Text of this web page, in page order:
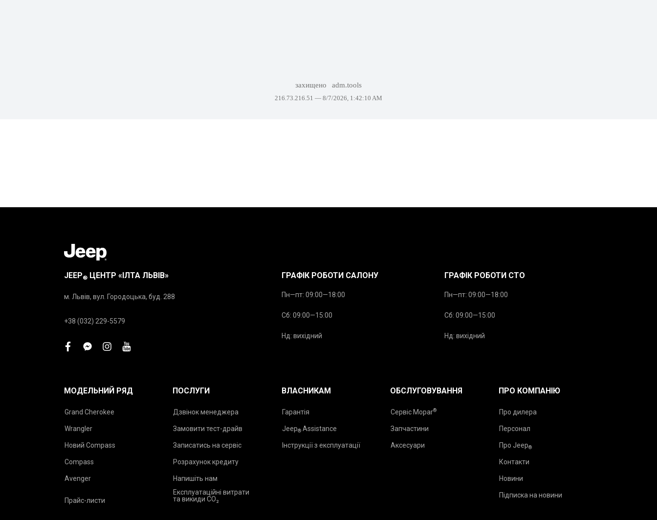
JEEP® ЦЕНТР «ІЛТА ЛЬВІВ»
м. Львів, вул. Городоцька, буд. 288
+38 (032) 229-5579
facebookfacebook-
instagram
youtube
ГРАФІК РОБОТИ САЛОНУ
Пн—пт: 09:00—18:00
Сб: 09:00—15:00
Нд: вихідний
ГРАФІК РОБОТИ СТО
Пн—пт: 09:00—18:00
Сб: 09:00—15:00
Нд: вихідний
МОДЕЛЬНИЙ РЯД
Grand Cherokee
Wrangler
Новий Compass
Compass
Avenger
Прайс-листи
ПОСЛУГИ
Дзвінок менеджера
Замовити тест-драйв
Записатись на сервіс
Розрахунок кредиту
Напишіть нам
Експлуатаційні витрати
та викиди CO₂
ВЛАСНИКАМ
Гарантія
Jeep®Assistance
Інструкції з експлуатації
ОБСЛУГОВУВАННЯ
Сервіс Mopar®
Запчастини
Аксесуари
ПРО КОМПАНІЮ
Про дилера
Персонал
Про Jeep®
Контакти
Новини
Підписка на новини